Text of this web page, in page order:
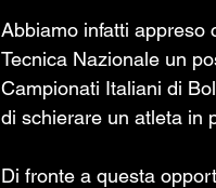
Abbiamo infatti appreso
Tecnica Nazionale un
Campionati Italiani di
di schierare un atleta in
Di fronte a questa